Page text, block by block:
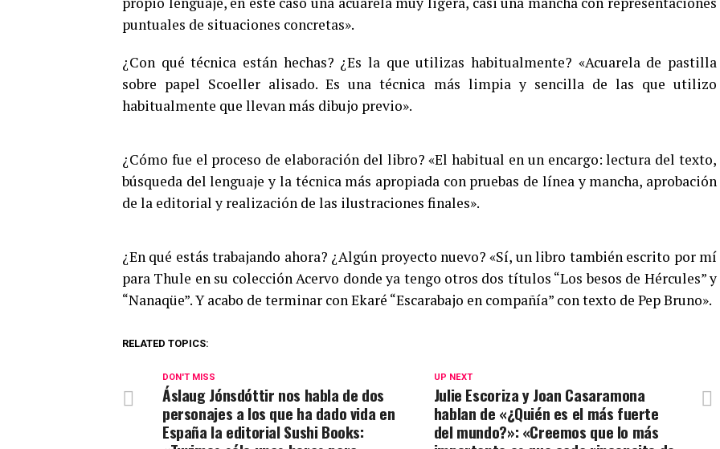
puntuales de situaciones concretas».
¿Con qué técnica están hechas? ¿Es la que utilizas habitualmente? «Acuarela de pastilla
sobre papel Scoeller alisado. Es una técnica más limpia y sencilla de las que utilizo
habitualmente que llevan más dibujo previo».
¿Cómo fue el proceso de elaboración del libro? «El habitual en un encargo: lectura del texto,
búsqueda del lenguaje y la técnica más apropiada con pruebas de línea y mancha, aprobación
de la editorial y realización de las ilustraciones finales».
¿En qué estás trabajando ahora? ¿Algún proyecto nuevo? «Sí, un libro también escrito por mí
para Thule en su colección Acervo donde ya tengo otros dos títulos “Los besos de Hércules” y
“Nanaqüe”. Y acabo de terminar con Ekaré “Escarabajo en compañía” con texto de Pep Bruno».
RELATED TOPICS:
UP NEXT
Julie Escoriza y Joan Casaramona
hablan de «¿Quién es el más fuerte
del mundo?»: «Creemos que lo más
DON'T MISS
Áslaug Jónsdóttir nos habla de dos
personajes a los que ha dado vida en
España la editorial Sushi Books: